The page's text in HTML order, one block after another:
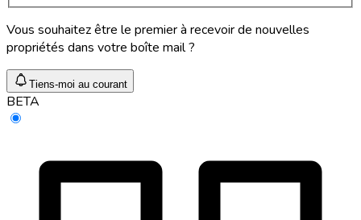
Vous souhaitez être le premier à recevoir de nouvelles
propriétés dans votre boîte mail ?
Tiens-moi au courant
BETA